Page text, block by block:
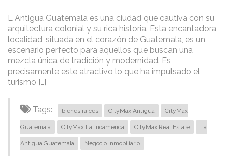
L Antigua Guatemala es una ciudad que cautiva con su
arquitectura colonial y su rica historia. Esta encantadora
localidad, situada en el corazón de Guatemala, es un
escenario perfecto para aquellos que buscan una
mezcla única de tradición y modernidad. Es
precisamente este atractivo lo que ha impulsado el
turismo […]
Tags: bienes raices CityMax Antigua CityMax
Guatemala CityMax Latinoamerica CityMax Real Estate La
Antigua Guatemala Negocio inmobiliario